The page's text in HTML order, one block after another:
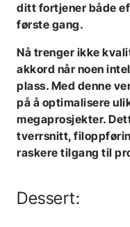
ditt fortjener både
første gang.
Nå trenger ikke
akkord når noen
plass. Med denne
på å optimalisere
megaprosjekter.
tverrsnitt,
raskere tilgang til
Dessert: